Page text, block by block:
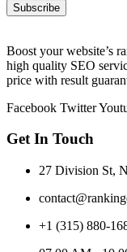
Subscribe
Boost your website’s
high quality SEO
price with result
Facebook Twitter
Get In Touch
27 Division St,
+1 (315) 880-